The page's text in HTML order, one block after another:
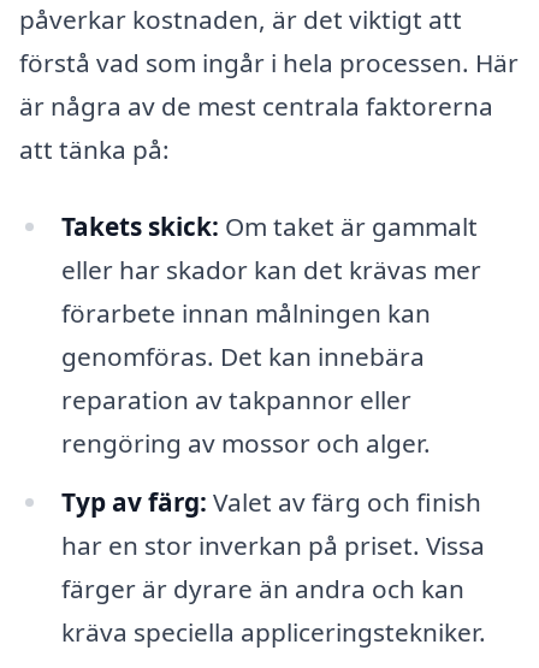
påverkar kostnaden, är det viktigt att
förstå vad som ingår i hela processen. Här
är några av de mest centrala faktorerna
att tänka på:
Takets skick: Om taket är gammalt
eller har skador kan det krävas mer
förarbete innan målningen kan
genomföras. Det kan innebära
reparation av takpannor eller
rengöring av mossor och alger.
Typ av färg: Valet av färg och finish
har en stor inverkan på priset. Vissa
färger är dyrare än andra och kan
kräva speciella appliceringstekniker.